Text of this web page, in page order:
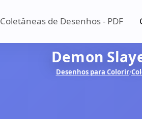
Coletâneas de Desenhos - PDF
Demon
Desenhos para Colorir/